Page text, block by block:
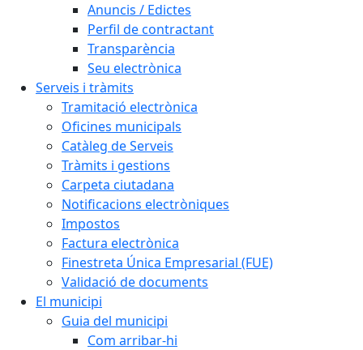
Anuncis / Edictes
Perfil de contractant
Transparència
Seu electrònica
Serveis i tràmits
Tramitació electrònica
Oficines municipals
Catàleg de Serveis
Tràmits i gestions
Carpeta ciutadana
Notificacions electròniques
Impostos
Factura electrònica
Finestreta Única Empresarial (FUE)
Validació de documents
El municipi
Guia del municipi
Com arribar-hi